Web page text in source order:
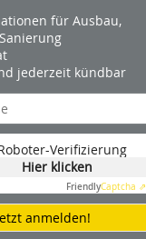
für Ausbau,
jederzeit kündbar
Verifizierung
Hier klicken
FriendlyCaptcha ⇗
anmelden!